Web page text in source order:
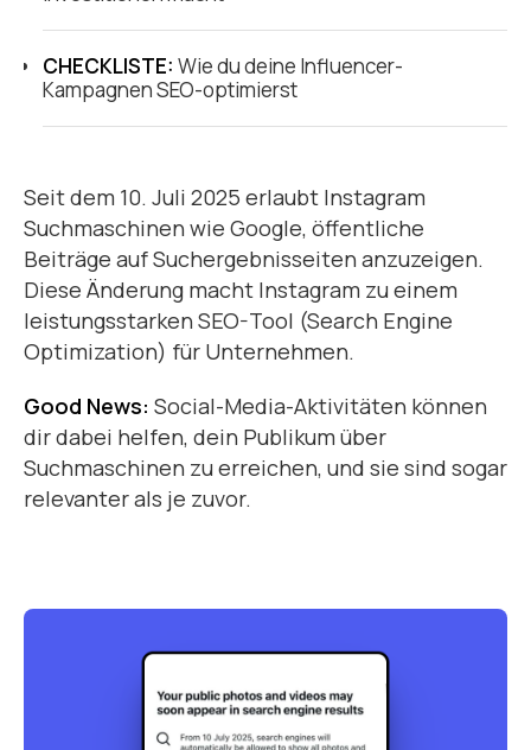
CHECKLISTE: Wie du deine Influencer-
Kampagnen SEO-optimierst
Seit dem 10. Juli 2025 erlaubt Instagram
Suchmaschinen wie Google, öffentliche
Beiträge auf Suchergebnisseiten anzuzeigen.
Diese Änderung macht Instagram zu einem
leistungsstarken SEO-Tool (Search Engine
Optimization) für Unternehmen.
Good News: Social-Media-Aktivitäten können
dir dabei helfen, dein Publikum über
Suchmaschinen zu erreichen, und sie sind sogar
relevanter als je zuvor.